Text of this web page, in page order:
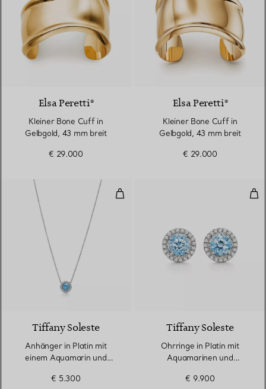
Elsa Peretti®
Kleiner Bone Cuff in
Gelbgold, 43 mm breit
€ 29.000
Elsa Peretti®
Kleiner Bone Cuff in
Gelbgold, 43 mm breit
€ 29.000
Anhänger in Platin mit einem
Tiffany Soleste
Anhänger in Platin mit
einem Aquamarin und
€ 5.300
Tiffany Soleste
Ohrringe in Platin mit
Aquamarinen und
€ 9.900